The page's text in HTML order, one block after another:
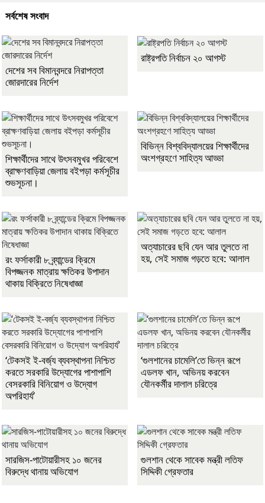
সর্বশেষ সংবাদ
দেশের সব বিমানবন্দরে নিরাপত্তা
জোরদারের নির্দেশ
রাষ্ট্রপতি নির্বাচন ২০ আগস্ট
শিক্ষার্থীদের সাথে উৎসবমুখর পরিবেশে
ব্রাক্ষণবাড়িয়া জেলায় বইপড়া কর্মসূচীর
শুভসূচনা।
বিভিন্ন বিশ্ববিদ্যালয়ের শিক্ষার্থীদের
অংশগ্রহণে সাহিত্য আড্ডা
রং ফর্সাকারী ৮ ব্র্যান্ডের ক্রিমে
বিপজ্জনক মাত্রায় ক্ষতিকর উপাদান
থাকায় বিক্রিতে নিষেধাজ্ঞা
অত্যাচারের ছবি যেন আর তুলতে না
হয়, সেই সমাজ গড়তে হবে: আলাল
‘টেকসই ই-বর্জ্য ব্যবস্থাপনা নিশ্চিত
করতে সরকারি উদ্যোগের পাশাপাশি
বেসরকারি বিনিয়োগ ও উদ্যোগ
অপরিহার্য’
‘গুলশানের চামেলি’তে ভিন্ন রূপে
এডলফ খান, অভিনয় করবেন
যৌনকর্মীর দালাল চরিত্রে
সারজিস-পাটোয়ারীসহ ১০ জনের
বিরুদ্ধে থানায় অভিযোগ
গুলশান থেকে সাবেক মন্ত্রী লতিফ
সিদ্দিকী গ্রেফতার